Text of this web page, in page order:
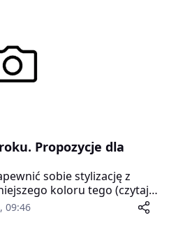
na wysoki połysk.
Propozycje dla
sobie stylizację z
koloru tego (czytaj
Oto nasze inspiracje
09:46